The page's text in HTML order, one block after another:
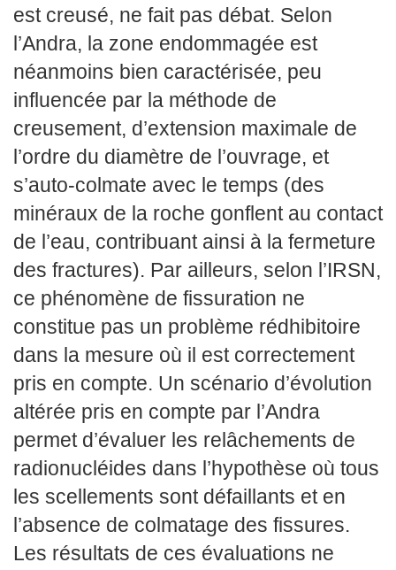
est creusé, ne fait pas débat. Selon
l’Andra, la zone endommagée est
néanmoins bien caractérisée, peu
influencée par la méthode de
creusement, d’extension maximale de
l’ordre du diamètre de l’ouvrage, et
s’auto-colmate avec le temps (des
minéraux de la roche gonflent au contact
de l’eau, contribuant ainsi à la fermeture
des fractures). Par ailleurs, selon l’IRSN,
ce phénomène de fissuration ne
constitue pas un problème rédhibitoire
dans la mesure où il est correctement
pris en compte. Un scénario d’évolution
altérée pris en compte par l’Andra
permet d’évaluer les relâchements de
radionucléides dans l’hypothèse où tous
les scellements sont défaillants et en
l’absence de colmatage des fissures.
Les résultats de ces évaluations ne